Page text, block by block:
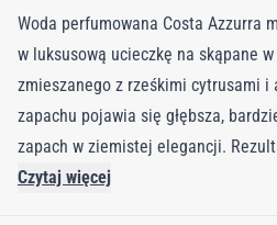
Woda perfumowana Costa Azzurra
w luksusową ucieczkę na skąpane
zmieszanego z rześkimi cytrusami i
zapachu pojawia się głębsza,
zapach w ziemistej elegancji.
równoważąc witalność z tajemnicą.
jest symbolem wyrafinowania i
Czytaj więcej